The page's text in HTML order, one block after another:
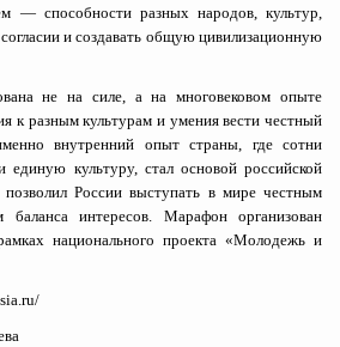
— способности разных народов, культур,
и создавать общую цивилизационную
не на силе, а на многовековом опыте
к разным культурам и умения вести честный
внутренний опыт страны, где сотни
единую культуру, стал основой российской
России выступать в мире честным
баланса интересов. Марафон организован
национального проекта «Молодежь и